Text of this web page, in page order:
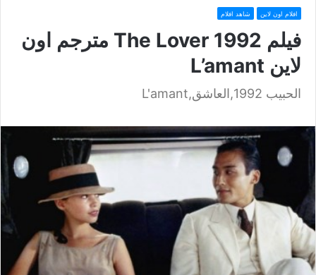
افلام اون لاين شاهد افلام
فيلم The Lover 1992 مترجم اون
لاين L’amant
الحبيب 1992,العاشق,L'amant